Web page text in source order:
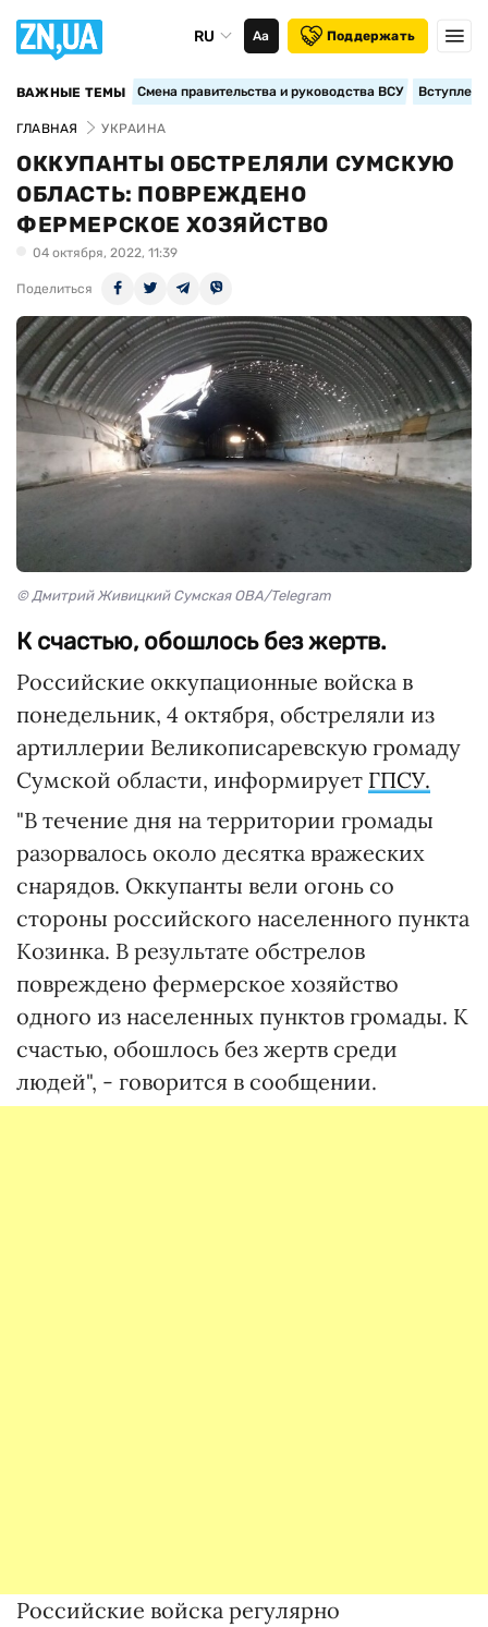
RU Аа Поддержать
ВАЖНЫЕ ТЕМЫ Смена правительства и руководства ВСУ
ГЛАВНАЯ УКРАИНА
ОККУПАНТЫ ОБСТРЕЛЯЛИ СУМСКУЮ
ОБЛАСТЬ: ПОВРЕЖДЕНО
ФЕРМЕРСКОЕ ХОЗЯЙСТВО
04 октября, 2022, 11:39
Поделиться
© Дмитрий Живицкий Сумская ОВА/Telegram
К счастью, обошлось без жертв.
Российские оккупационные войска в
понедельник, 4 октября, обстреляли из
артиллерии Великописаревскую громаду
Сумской области, информирует ГПСУ.
"В течение дня на территории громады
разорвалось около десятка вражеских
снарядов. Оккупанты вели огонь со
стороны российского населенного пункта
Козинка. В результате обстрелов
повреждено фермерское хозяйство
одного из населенных пунктов громады. К
счастью, обошлось без жертв среди
людей", - говорится в сообщении.
Российские войска регулярно